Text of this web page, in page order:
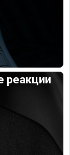
реакции